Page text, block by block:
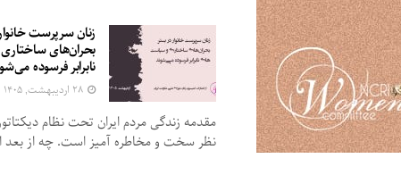
زنان سرپرست
بحران‌های
نابرابر فرسوده
مقدمه زندگی مردم ایران تحت نظام
نظر سخت و مخاطره آمیز است. چه از بعد